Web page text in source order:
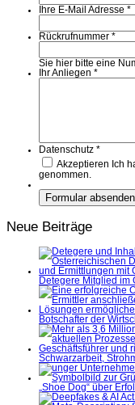
Ihre E-Mail Adresse *
Rückrufnummer *
Sie hier bitte eine
Ihr Anliegen *
Datenschutz *
Akzeptieren Ich
genommen.
Neue Beiträge
Detegere Mitglied im
Botschafter der
Schwarzarbeit,
„Shoe Dog“ über